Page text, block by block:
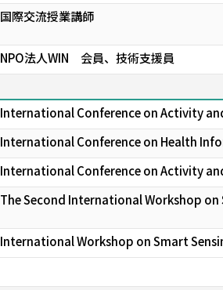
国際交流授業講師
NPO法人WIN 会員、技術支援員
International Conference on Activity
International Conference on Health
International Conference on Activity
The Second International Workshop on
International Workshop on Smart